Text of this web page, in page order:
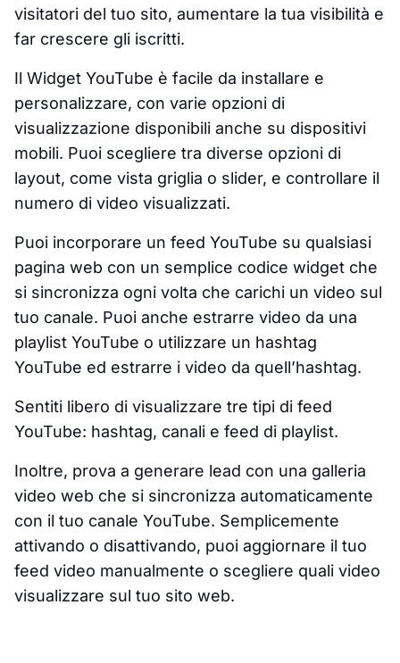
visitatori del tuo sito, aumentare la tua visibilità e
far crescere gli iscritti.
Il Widget YouTube è facile da installare e
personalizzare, con varie opzioni di
visualizzazione disponibili anche su dispositivi
mobili. Puoi scegliere tra diverse opzioni di
layout, come vista griglia o slider, e controllare il
numero di video visualizzati.
Puoi incorporare un feed YouTube su qualsiasi
pagina web con un semplice codice widget che
si sincronizza ogni volta che carichi un video sul
tuo canale. Puoi anche estrarre video da una
playlist YouTube o utilizzare un hashtag
YouTube ed estrarre i video da quell’hashtag.
Sentiti libero di visualizzare tre tipi di feed
YouTube: hashtag, canali e feed di playlist.
Inoltre, prova a generare lead con una galleria
video web che si sincronizza automaticamente
con il tuo canale YouTube. Semplicemente
attivando o disattivando, puoi aggiornare il tuo
feed video manualmente o scegliere quali video
visualizzare sul tuo sito web.